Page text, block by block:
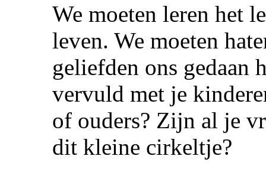
We moeten leren het
leven. We moeten
geliefden ons gedaan
vervuld met je
of ouders? Zijn al je
dit kleine cirkeltje?